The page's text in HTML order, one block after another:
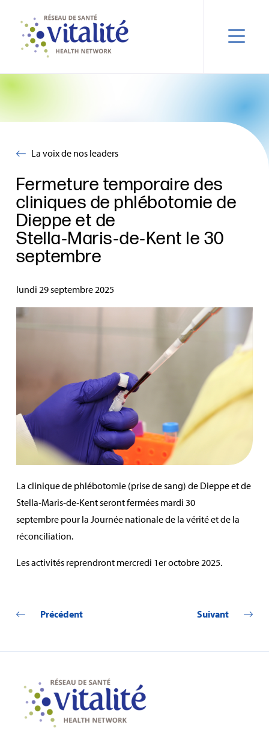
La voix de nos leaders
Fermeture temporaire des
cliniques de phlébotomie de
Dieppe et de
Stella‑Maris‑de‑Kent le 30
septembre
lundi 29 septembre 2025
La clinique de phlébotomie (prise de sang) de Dieppe et de
Stella‑Maris‑de‑Kent seront fermées mardi 30
septembre pour la Journée nationale de la vérité et de la
réconciliation.
Les activités reprendront mercredi 1er octobre 2025.
Précédent Suivant